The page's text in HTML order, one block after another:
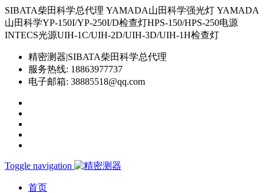
SIBATA柴田科学总代理 YAMADA山田科学强光灯 YAMADA
山田科学YP-150I/YP-250I/D检查灯HPS-150/HPS-250电源
INTECS光源UIH-1C/UIH-2D/UIH-3D/UIH-1H检查灯
精密测器|SIBATA柴田科学总代理
服务热线: 18863977737
电子邮箱: 38885518@qq.com
Toggle navigation
首页